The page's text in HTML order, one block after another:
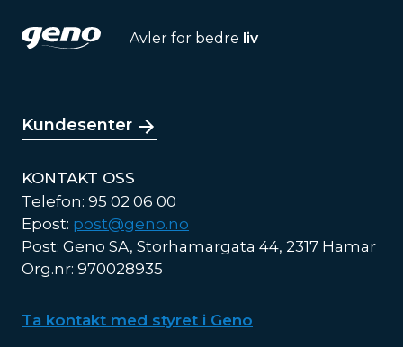
Avler for bedre liv
Kundesenter
KONTAKT OSS
Telefon: 95 02 06 00
Epost: post@geno.no
Post: Geno SA, Storhamargata 44, 2317 Hamar
Org.nr: 970028935
Ta kontakt med styret i Geno